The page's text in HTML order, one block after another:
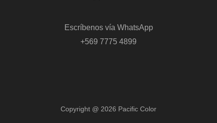
Escríbenos vía WhatsApp
+569 7775 4899
Copyright @ 2026 Pacific Color